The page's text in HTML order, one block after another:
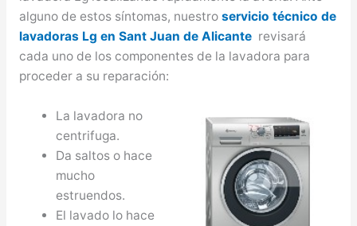
alguno de estos síntomas, nuestro servicio técnico de
lavadoras Lg en Sant Juan de Alicante revisará
cada uno de los componentes de la lavadora para
proceder a su reparación:
La lavadora no
centrifuga.
Da saltos o hace
mucho
estruendos.
El lavado lo hace